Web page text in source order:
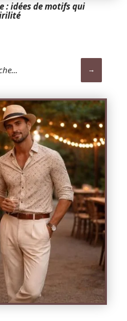
: idées de motifs qui